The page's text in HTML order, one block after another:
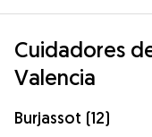
Cuidadores
Valencia
Burjassot (12)